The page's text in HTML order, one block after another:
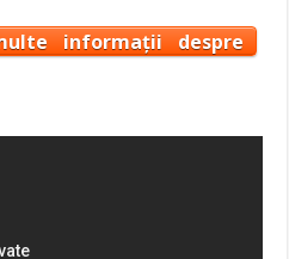
informații despre